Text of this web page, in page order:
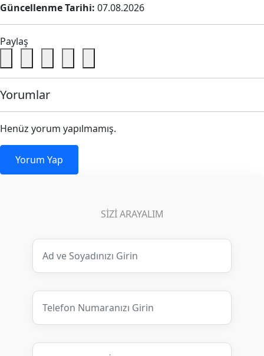
Güncellenme Tarihi: 07.08.2026
Paylaş
Yorumlar
Henüz yorum yapılmamış.
Yorum Yap
SIZI ARAYALIM